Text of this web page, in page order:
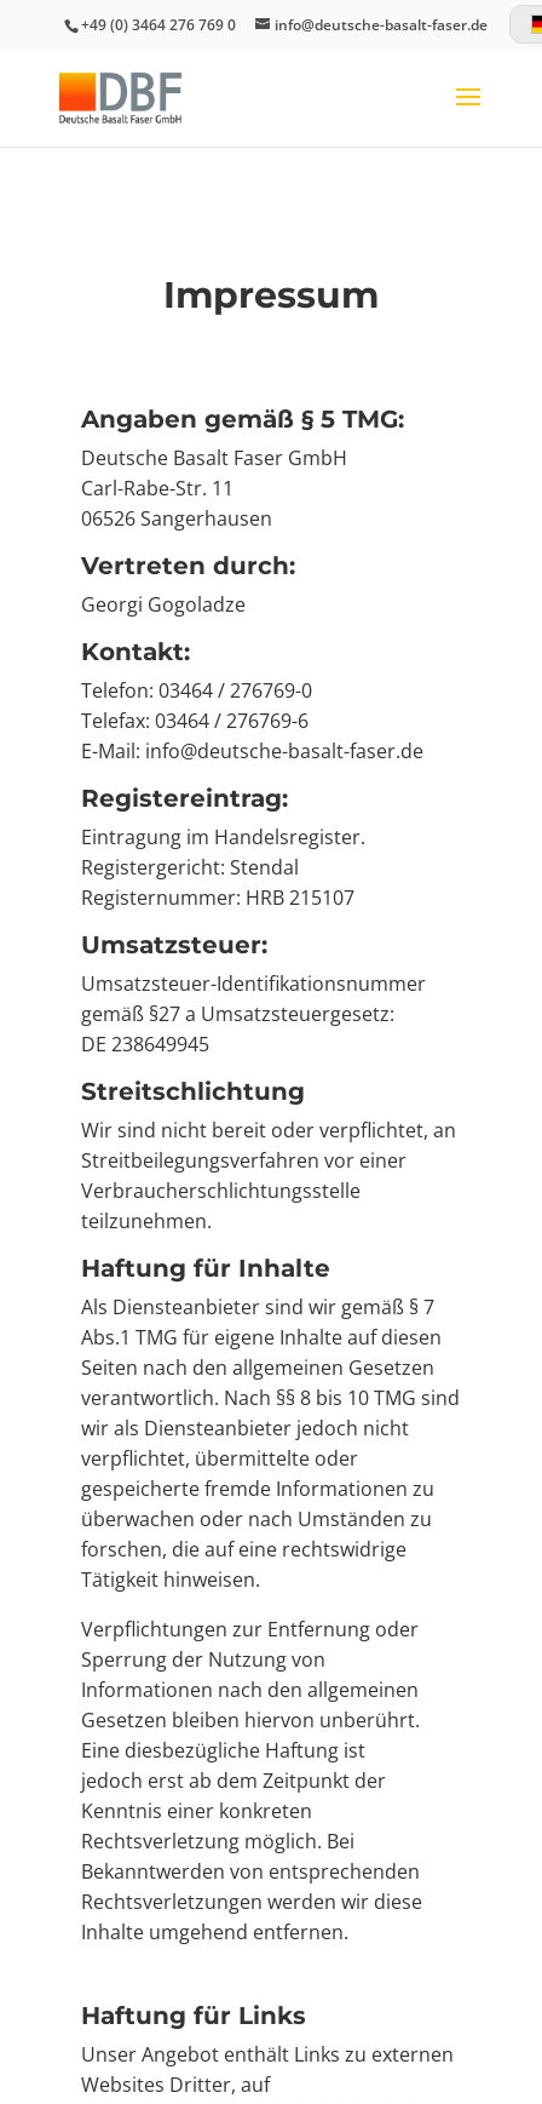
+49 (0) 3464 276 769 0 info@deutsche-basalt-faser.de
Impressum
Angaben gemäß § 5 TMG:
Deutsche Basalt Faser GmbH
Carl-Rabe-Str. 11
06526 Sangerhausen
Vertreten durch:
Georgi Gogoladze
Kontakt:
Telefon: 03464 / 276769-0
Telefax: 03464 / 276769-6
E-Mail: info@deutsche-basalt-faser.de
Registereintrag:
Eintragung im Handelsregister.
Registergericht: Stendal
Registernummer: HRB 215107
Umsatzsteuer:
Umsatzsteuer-Identifikationsnummer
gemäß §27 a Umsatzsteuergesetz:
DE 238649945
Streitschlichtung
Wir sind nicht bereit oder verpflichtet, an
Streitbeilegungsverfahren vor einer
Verbraucherschlichtungsstelle
teilzunehmen.
Haftung für Inhalte
Als Diensteanbieter sind wir gemäß § 7
Abs.1 TMG für eigene Inhalte auf diesen
Seiten nach den allgemeinen Gesetzen
verantwortlich. Nach §§ 8 bis 10 TMG sind
wir als Diensteanbieter jedoch nicht
verpflichtet, übermittelte oder
gespeicherte fremde Informationen zu
überwachen oder nach Umständen zu
forschen, die auf eine rechtswidrige
Tätigkeit hinweisen.
Verpflichtungen zur Entfernung oder
Sperrung der Nutzung von
Informationen nach den allgemeinen
Gesetzen bleiben hiervon unberührt.
Eine diesbezügliche Haftung ist
jedoch erst ab dem Zeitpunkt der
Kenntnis einer konkreten
Rechtsverletzung möglich. Bei
Bekanntwerden von entsprechenden
Rechtsverletzungen werden wir diese
Inhalte umgehend entfernen.
Haftung für Links
Unser Angebot enthält Links zu externen
Websites Dritter, auf